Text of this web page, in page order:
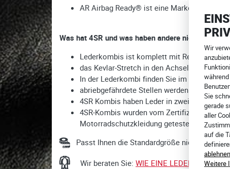
Wir
Sie
gerade
aller
auf die
ablehnen
Weitere
AR Airbag Ready® ist eine Marke, die beim
Was hat 4SR und was haben andere nicht?
Lederkombis ist komplett mit
das Kevlar-Stretch in den Achseln und im
In der Lederkombi finden Sie im Rücken
abriebgefährdete Stellen werden durch eine
4SR Kombis haben Leder in zwei Schichten
4SR-Kombis wurden vom
Motorradschutzkleidung getestet. Nach
Passt Ihnen die Standardgröße nicht? Wir
Wir beraten Sie: WIE EINE LEDERKOMBI